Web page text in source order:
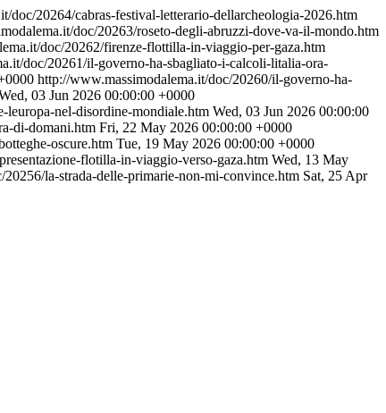
doc/20264/cabras-festival-letterario-dellarcheologia-2026.htm
doc/20263/roseto-degli-abruzzi-dove-va-il-mondo.htm
doc/20262/firenze-flottilla-in-viaggio-per-gaza.htm
doc/20261/il-governo-ha-sbagliato-i-calcoli-litalia-ora-
http://www.massimodalema.it/doc/20260/il-governo-ha-
03 Jun 2026 00:00:00 +0000
nel-disordine-mondiale.htm Wed, 03 Jun 2026 00:00:00
di-domani.htm Fri, 22 May 2026 00:00:00 +0000
oscure.htm Tue, 19 May 2026 00:00:00 +0000
flotilla-in-viaggio-verso-gaza.htm Wed, 13 May
la-strada-delle-primarie-non-mi-convince.htm Sat, 25 Apr